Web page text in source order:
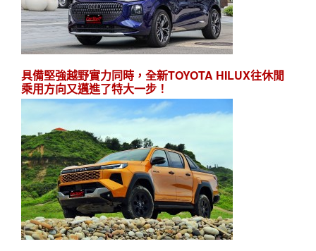
具備堅強越野實力同時，全新TOYOTA HILUX往休閒
乘用方向又邁進了特大一步！